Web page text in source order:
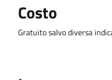
Costo
Gratuito salvo diversa